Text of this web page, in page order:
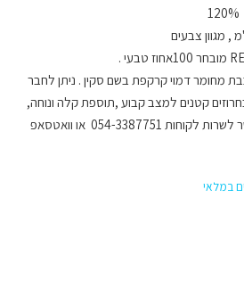
מחומר דמוי קרקפת בשם סקין . ניתן לחבר
קטנים למצב קבוע ,תוספת קלה ונוחה,
לשאלות נוספות ניתן להתקשר לשרות לקוחות 054-3387751 או וואטסאפ
במלאי